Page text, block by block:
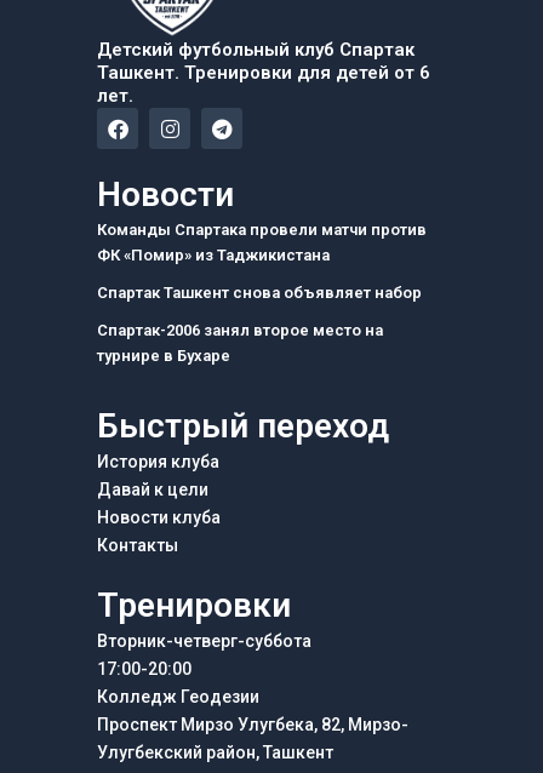
Детский футбольный клуб Спартак
Ташкент. Тренировки для детей от 6
лет.
F
a
e
b
o
k
I
n
a
g
r
a
m
T
e
g
a
m
Новости
Команды Спартака провели матчи против
ФК «Помир» из Таджикистана
Спартак Ташкент снова объявляет набор
Спартак-2006 занял второе место на
турнире в Бухаре
Быстрый переход
История клуба
Давай к цели
Новости клуба
Контакты
Тренировки
Вторник-четверг-суббота
17:00-20:00
Колледж Геодезии
Проспект Мирзо Улугбека, 82, Мирзо-
Улугбекский район, Ташкент